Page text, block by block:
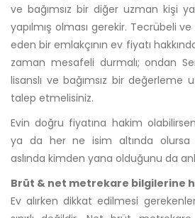
ve bağımsız bir diğer uzman kişi
yapılmış olması gerekir. Tecrübeli
eden bir emlakçının ev fiyatı
zaman mesafeli durmalı; ondan
lisanslı ve bağımsız bir değerleme
talep etmelisiniz.
Evin doğru fiyatına hakim
ya da her ne isim altında olursa
aslında kimden yana olduğunu da
Brüt & net metrekare bilgilerine
Ev alırken dikkat edilmesi